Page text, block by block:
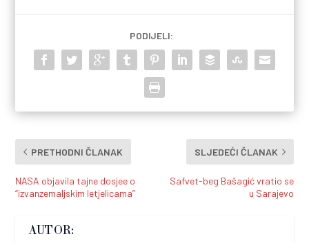
PODIJELI:
PRETHODNI ČLANAK
NASA objavila tajne dosjee o
“izvanzemaljskim letjelicama”
SLJEDEĆI ČLANAK
Safvet-beg Bašagić vratio se
u Sarajevo
AUTOR: